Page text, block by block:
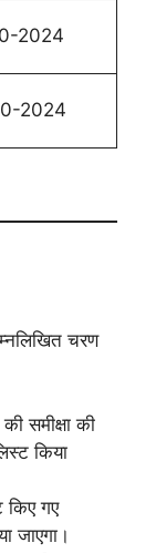
2024
2024
चरण
समीक्षा की
किया
किए गए
जाएगा।